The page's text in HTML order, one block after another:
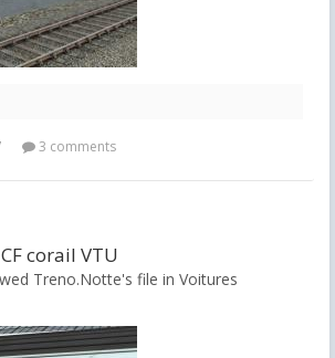
3 comments
corail VTU
Treno.Notte's file in Voitures